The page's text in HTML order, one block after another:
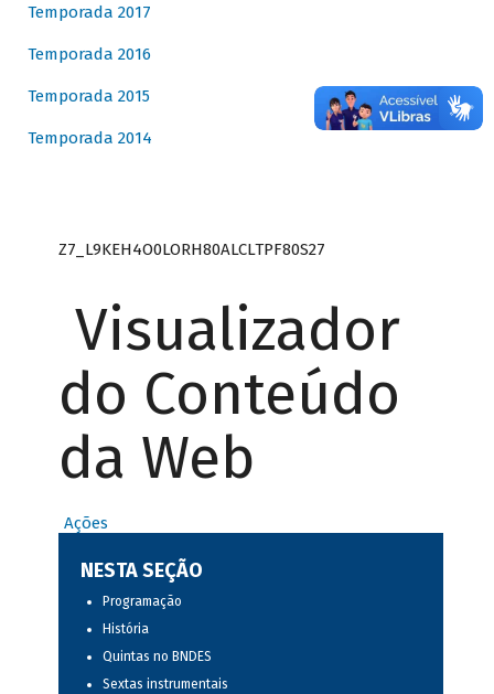
Temporada 2017
Temporada 2016
Temporada 2015
Temporada 2014
Z7_L9KEH4O0LORH80ALCLTPF80S27
Visualizador
do Conteúdo
da Web
Ações
NESTA SEÇÃO
Programação
História
Quintas no BNDES
Sextas instrumentais